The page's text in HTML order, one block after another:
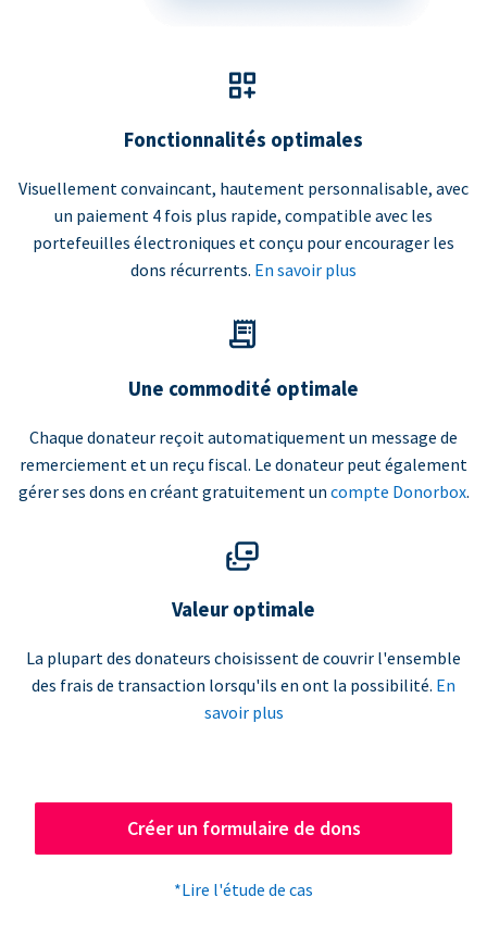
Fonctionnalités optimales
Visuellement convaincant, hautement personnalisable, avec
un paiement 4 fois plus rapide, compatible avec les
portefeuilles électroniques et conçu pour encourager les
dons récurrents. En savoir plus
Une commodité optimale
Chaque donateur reçoit automatiquement un message de
remerciement et un reçu fiscal. Le donateur peut également
gérer ses dons en créant gratuitement un compte Donorbox.
Valeur optimale
La plupart des donateurs choisissent de couvrir l'ensemble
des frais de transaction lorsqu'ils en ont la possibilité. En
savoir plus
Créer un formulaire de dons
*Lire l'étude de cas